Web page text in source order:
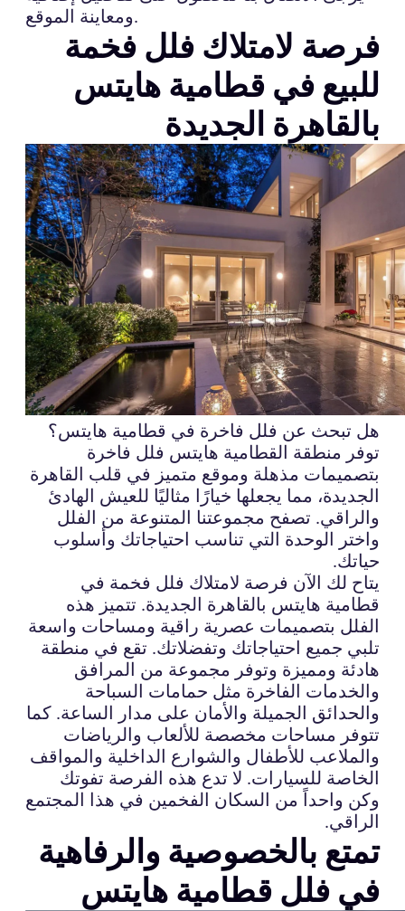
ومعاينة الموقع.
فرصة لامتلاك فلل فخمة
للبيع في قطامية هايتس
بالقاهرة الجديدة
هل تبحث عن فلل فاخرة في قطامية هايتس؟
توفر منطقة القطامية هايتس فلل فاخرة
بتصميمات مذهلة وموقع متميز في قلب القاهرة
الجديدة، مما يجعلها خيارًا مثاليًا للعيش الهادئ
والراقي. تصفح مجموعتنا المتنوعة من الفلل
واختر الوحدة التي تناسب احتياجاتك وأسلوب
حياتك.
يتاح لك الآن فرصة لامتلاك فلل فخمة في
قطامية هايتس بالقاهرة الجديدة. تتميز هذه
الفلل بتصميمات عصرية راقية ومساحات واسعة
تلبي جميع احتياجاتك وتفضلاتك. تقع في منطقة
هادئة ومميزة وتوفر مجموعة من المرافق
والخدمات الفاخرة مثل حمامات السباحة
والحدائق الجميلة والأمان على مدار الساعة. كما
تتوفر مساحات مخصصة للألعاب والرياضات
والملاعب للأطفال والشوارع الداخلية والمواقف
الخاصة للسيارات. لا تدع هذه الفرصة تفوتك
وكن واحداً من السكان الفخمين في هذا المجتمع
الراقي.
تمتع بالخصوصية والرفاهية
في فلل قطامية هايتس